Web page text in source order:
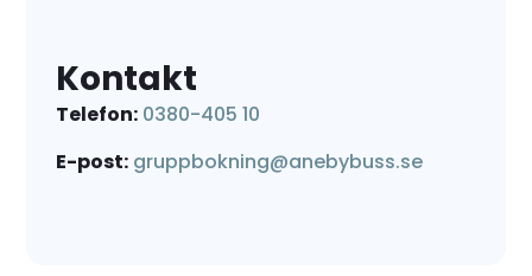
Kontakt
Telefon: 0380-405 10
E-post: gruppbokning@anebybuss.se